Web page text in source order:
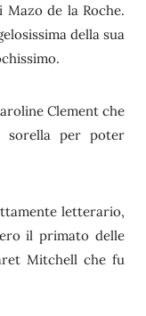
de la Roche.
della sua
Clement che
sorella per poter
letterario,
il primato delle
Mitchell che fu